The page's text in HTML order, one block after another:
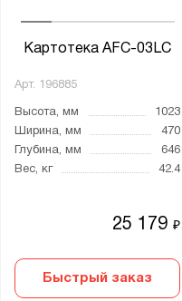
Картотека AFC-03LC
Арт. 196885
Высота, мм
1023
Ширина, мм
470
Глубина, мм
646
Вес, кг
42.4
25 179₽
Быстрый заказ